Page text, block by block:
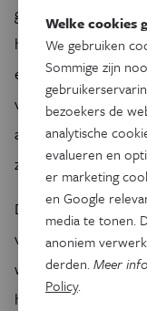
gecompliceerder en
essentieel om
voorkomen dat
afvalwater
ze op het einde van
Daarnaast speelt
van hergebruik
weerstand op –
hier verandering in
Welke cookies
We gebruiken
Sommige zijn
bezoekers de
analytische
evalueren en
er marketing
en Google
media te tonen.
anoniem
derden.Meer
Policy.